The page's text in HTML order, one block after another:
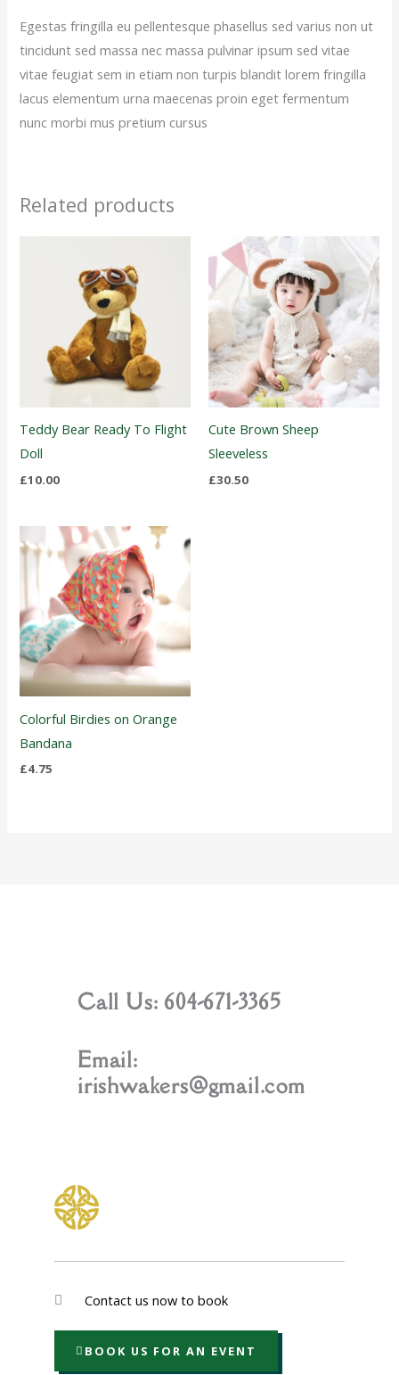
Egestas fringilla eu pellentesque phasellus sed varius non ut
tincidunt sed massa nec massa pulvinar ipsum sed vitae
vitae feugiat sem in etiam non turpis blandit lorem fringilla
lacus elementum urna maecenas proin eget fermentum
nunc morbi mus pretium cursus
Related products
Teddy Bear Ready To Flight
Doll
£10.00
Cute Brown Sheep
Sleeveless
£30.50
Colorful Birdies on Orange
Bandana
£4.75
Contact us now to book
BOOK US FOR AN EVENT
Call Us: 604-671-3365
Email:
irishwakers@gmail.com